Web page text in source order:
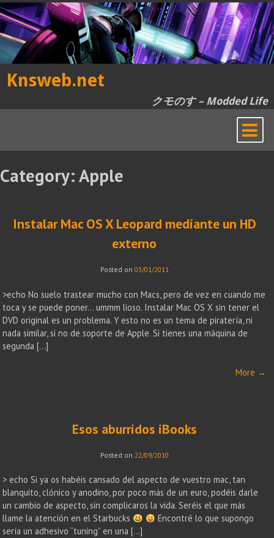
Skip
to
content
Knsweb.net
クモのす – Modded Life
Category:Apple
Instalar Mac OS X Leopard mediante un HD
externo
Posted on 03/01/2011
>echo No suelo trastear mucho con Macs, pero de vez en cuando me
toca y se puede poner… ummm lioso. Instalar Mac OS X sin tener el
DVD original es un problema. Y esto no es un tema de piratería, ni
nada similar, si no de soporte de Apple. Si tienes una máquina de
segunda […]
More →
Esos aburridos iBooks
Posted on 22/09/2010
> echo Si ya os habéis cansado del aspecto de vuestro mac, tan
blanquito, clónico y anodino, por poco más de un euro, podéis darle
un cambio de aspecto, sin complicaros la vida. Seréis el que más
llame la atención en el Starbucks
Encontré lo que supongo
sería un adhesivo “tuning” en una […]